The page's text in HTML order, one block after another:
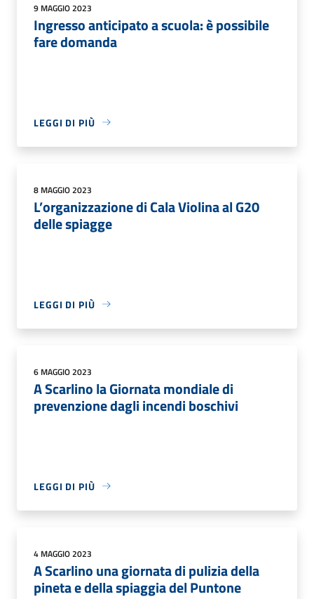
9 MAGGIO 2023
Ingresso anticipato a scuola: è possibile
fare domanda
LEGGI DI PIÙ
8 MAGGIO 2023
L’organizzazione di Cala Violina al G20
delle spiagge
LEGGI DI PIÙ
6 MAGGIO 2023
A Scarlino la Giornata mondiale di
prevenzione dagli incendi boschivi
LEGGI DI PIÙ
4 MAGGIO 2023
A Scarlino una giornata di pulizia della
pineta e della spiaggia del Puntone